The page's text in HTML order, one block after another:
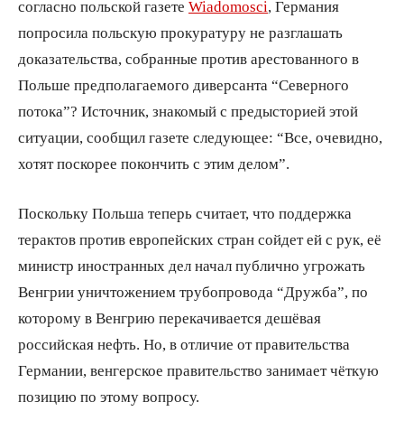
согласно польской газете Wiadomosci , Германия
попросила польскую прокуратуру не разглашать
доказательства, собранные против арестованного в
Польше предполагаемого диверсанта “Северного
потока”? Источник, знакомый с предысторией этой
ситуации, сообщил газете следующее: “Все, очевидно,
хотят поскорее покончить с этим делом”.
Поскольку Польша теперь считает, что поддержка
терактов против европейских стран сойдет ей с рук, её
министр иностранных дел начал публично угрожать
Венгрии уничтожением трубопровода “Дружба”, по
которому в Венгрию перекачивается дешёвая
российская нефть. Но, в отличие от правительства
Германии, венгерское правительство занимает чёткую
позицию по этому вопросу.